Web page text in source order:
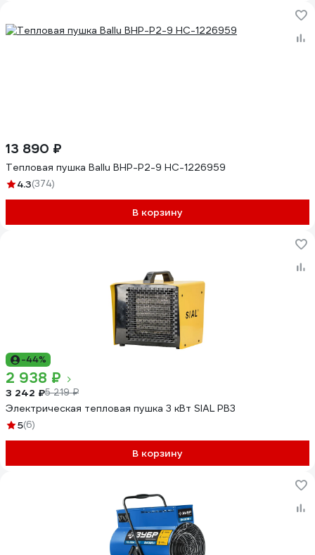
13 890 ₽
Тепловая пушка Ballu BHP-P2-9 НС-1226959
4.3(374)
В корзину
-44%
2 938 ₽
3 242 ₽5 219 ₽
Электрическая тепловая пушка 3 кВт SIAL PB3
5(6)
В корзину